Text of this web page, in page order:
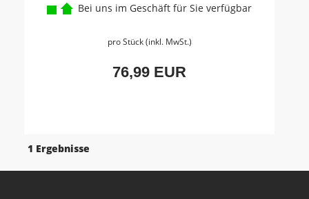
Bei uns im Geschäft für Sie verfügbar
pro Stück (inkl. MwSt.)
76,99 EUR
1 Ergebnisse